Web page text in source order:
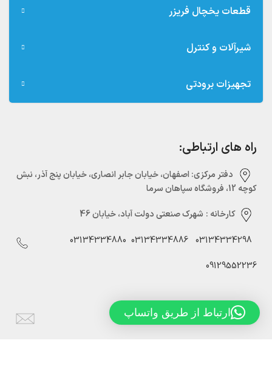
قطعات یخچال فریزر
شیرآلات و کنترل
تجهیزات برودتی
راه های ارتباطی:
دفتر مرکزی:‌ اصفهان، خیابان جابر انصاری، خیابان پنج آذر، نبش
کوچه 12، فروشگاه سپاهان سرما
کارخانه : شهرک صنعتی دولت آباد، خیابان 46
03134334298
03134334886
03134334880
09129552236
Info@sepahansarmaco.ir
ارتباط از طریق واتساپ